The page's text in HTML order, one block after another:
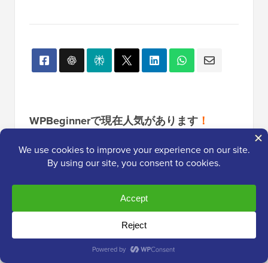
WPBeginnerで現在人気があります ！
WordPressでデータベース接続確立エ
ラーを修正する方法
ブログをWordPress.comから
WordPress.orgへ簡単に移行する方法